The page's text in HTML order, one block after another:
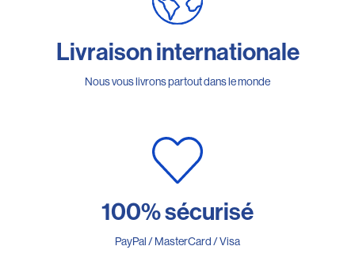
Livraison internationale
Nous vous livrons partout dans le monde
100% sécurisé
PayPal / MasterCard / Visa